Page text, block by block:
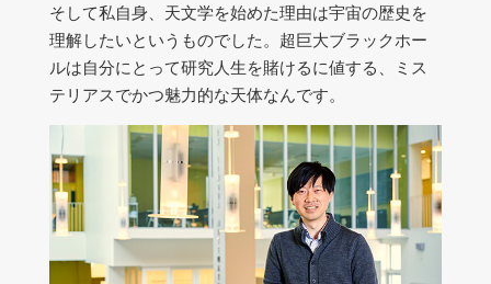
そして私自身、天文学を始めた理由は宇宙の歴史を
理解したいというものでした。超巨大ブラックホー
ルは自分にとって研究人生を賭けるに値する、ミス
テリアスでかつ魅力的な天体なんです。